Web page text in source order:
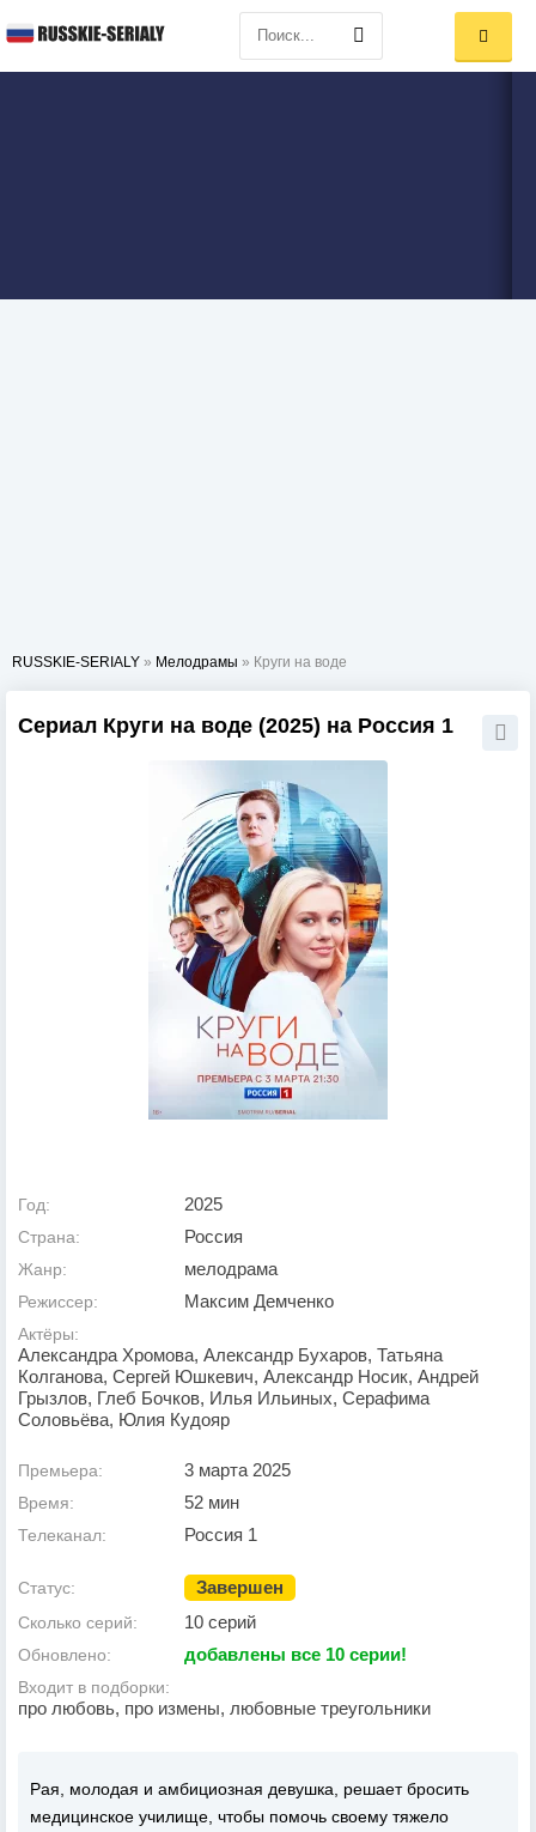
RUSSKIE-SERIALY » Мелодрамы » Круги на воде
Сериал Круги на воде (2025) на Россия 1
Год: 2025
Страна: Россия
Жанр: мелодрама
Режиссер: Максим Демченко
Актёры:
Александра Хромова, Александр Бухаров, Татьяна
Колганова, Сергей Юшкевич, Александр Носик, Андрей
Грызлов, Глеб Бочков, Илья Ильиных, Серафима
Соловьёва, Юлия Кудояр
Премьера: 3 марта 2025
Время: 52 мин
Телеканал: Россия 1
Статус: Завершен
Сколько серий: 10 серий
Обновлено: добавлены все 10 серии!
Входит в подборки:
про любовь, про измены, любовные треугольники
Рая, молодая и амбициозная девушка, решает бросить
медицинское училище, чтобы помочь своему тяжело